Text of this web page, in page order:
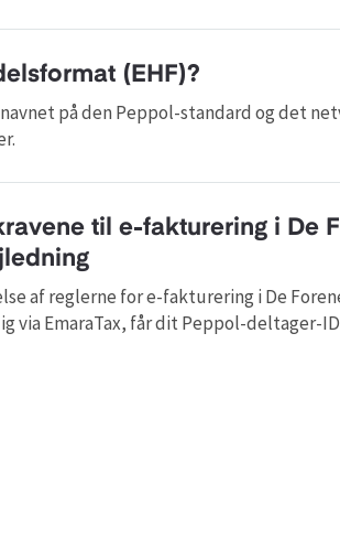
(EHF)?
på den Peppol-standard og det
til e-fakturering i De
af reglerne for e-fakturering i De
via EmaraTax, får dit Peppol-deltager-